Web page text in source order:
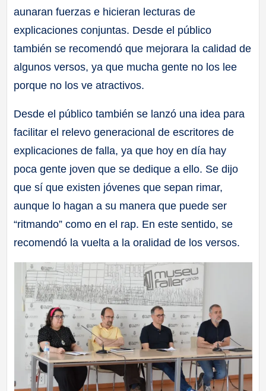
aunaran fuerzas e hicieran lecturas de
explicaciones conjuntas. Desde el público
también se recomendó que mejorara la calidad de
algunos versos, ya que mucha gente no los lee
porque no los ve atractivos.
Desde el público también se lanzó una idea para
facilitar el relevo generacional de escritores de
explicaciones de falla, ya que hoy en día hay
poca gente joven que se dedique a ello. Se dijo
que sí que existen jóvenes que sepan rimar,
aunque lo hagan a su manera que puede ser
“ritmando” como en el rap. En este sentido, se
recomendó la vuelta a la oralidad de los versos.